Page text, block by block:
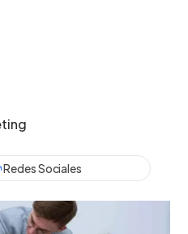
Redes Sociales